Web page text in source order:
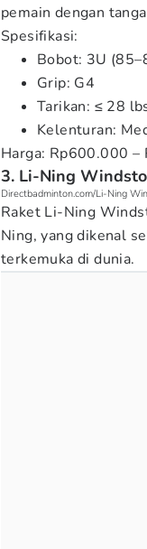
pemain dengan
Spesifikasi:
Bobot: 3U
Grip: G4
Tarikan: ≤ 28
Kelenturan:
Harga: Rp600.000 –
3. Li-Ning
Directbadminton.com/Li-Ning
Raket Li-Ning
Ning, yang dikenal
terkemuka di dunia.